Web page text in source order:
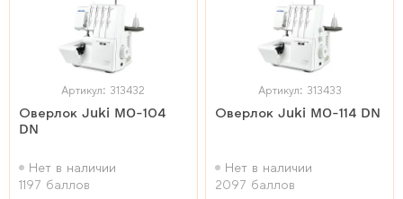
Артикул: 313432
Оверлок Juki MO-104
DN
Нет в наличии
1197 баллов
Артикул: 313433
Оверлок Juki MO-114 DN
Нет в наличии
2097 баллов